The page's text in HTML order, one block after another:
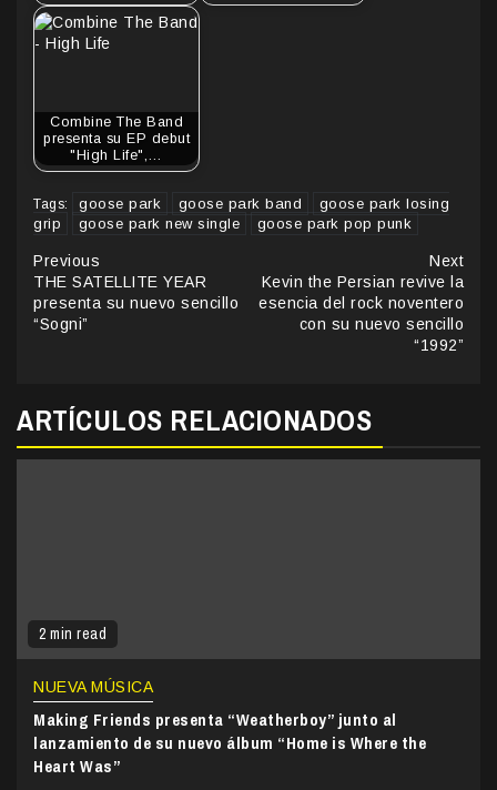
Combine The Band
presenta su EP debut
"High Life",…
Tags: goose park goose park band
goose park losing
grip
goose park new single goose park pop punk
Continue
Reading
Previous
THE SATELLITE YEAR
presenta su nuevo sencillo
“Sogni”
Next
Kevin the Persian revive la
esencia del rock noventero
con su nuevo sencillo
“1992”
ARTÍCULOS RELACIONADOS
2 min read
NUEVA MÚSICA
Making Friends presenta “Weatherboy” junto al
lanzamiento de su nuevo álbum “Home is Where the
Heart Was”